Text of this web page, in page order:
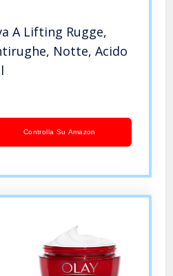
A Lifting Rugge,
Notte, Acido
Controlla Su Amazon